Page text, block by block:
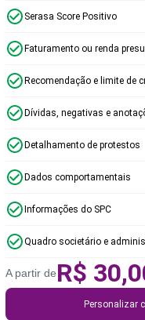
Serasa Score Positivo
Faturamento ou renda
Recomendação e limite de
Dívidas, negativas e
Detalhamento de protestos
Dados comportamentais
Informações do SPC
Quadro societário e
A partir deR$
Personalizar